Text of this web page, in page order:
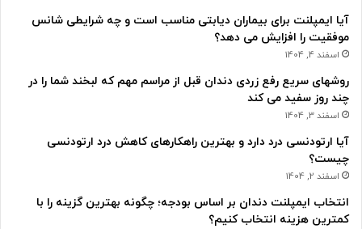
آیا ایمپلنت برای بیماران دیابتی مناسب است و چه شرایطی شانس
موفقیت را افزایش می دهد؟
اسفند 4, 1404
روشهای سریع رفع زردی دندان قبل از مراسم مهم که لبخند شما را در
چند روز سفید می کند
اسفند 3, 1404
آیا ارتودنسی درد دارد و بهترین راهکارهای کاهش درد ارتودنسی
چیست؟
اسفند 2, 1404
انتخاب ایمپلنت دندان بر اساس بودجه؛ چگونه بهترین گزینه را با
کمترین هزینه انتخاب کنیم؟